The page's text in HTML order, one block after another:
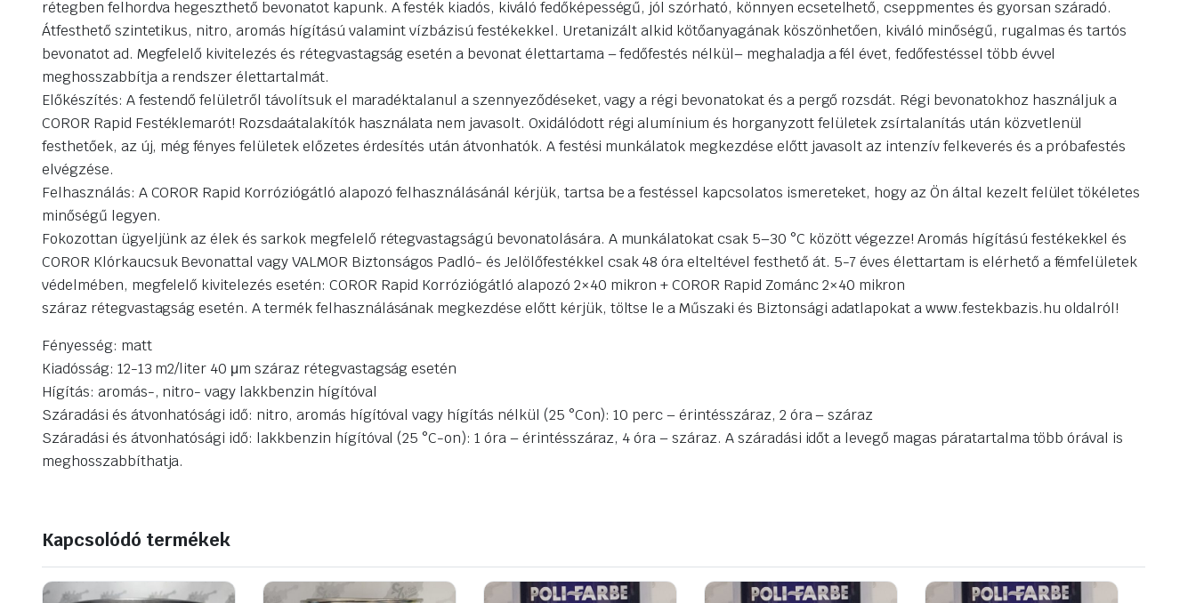
rétegben felhordva hegeszthető bevonatot kapunk. A festék kiadós, kiváló fedőképességű, jól szórható, könnyen ecsetelhető, cseppmentes és gyorsan száradó.
Átfesthető szintetikus, nitro, aromás hígítású valamint vízbázisú festékekkel. Uretanizált alkid kötőanyagának köszönhetően, kiváló minőségű, rugalmas és tartós
bevonatot ad. Megfelelő kivitelezés és rétegvastagság esetén a bevonat élettartama – fedőfestés nélkül– meghaladja a fél évet, fedőfestéssel több évvel
meghosszabbítja a rendszer élettartalmát.
Előkészítés: A festendő felületről távolítsuk el maradéktalanul a szennyeződéseket, vagy a régi bevonatokat és a pergő rozsdát. Régi bevonatokhoz használjuk a
COROR Rapid Festéklemarót! Rozsdaátalakítók használata nem javasolt. Oxidálódott régi alumínium és horganyzott felületek zsírtalanítás után közvetlenül
festhetőek, az új, még fényes felületek előzetes érdesítés után átvonhatók. A festési munkálatok megkezdése előtt javasolt az intenzív felkeverés és a próbafestés
elvégzése.
Felhasználás: A COROR Rapid Korróziógátló alapozó felhasználásánál kérjük, tartsa be a festéssel kapcsolatos ismereteket, hogy az Ön által kezelt felület tökéletes
minőségű legyen.
Fokozottan ügyeljünk az élek és sarkok megfelelő rétegvastagságú bevonatolására. A munkálatokat csak 5–30 °C között végezze! Aromás hígítású festékekkel és
COROR Klórkaucsuk Bevonattal vagy VALMOR Biztonságos Padló- és Jelölőfestékkel csak 48 óra elteltével festhető át. 5-7 éves élettartam is elérhető a fémfelületek
védelmében, megfelelő kivitelezés esetén: COROR Rapid Korróziógátló alapozó 2×40 mikron + COROR Rapid Zománc 2×40 mikron
száraz rétegvastagság esetén. A termék felhasználásának megkezdése előtt kérjük, töltse le a Műszaki és Biztonsági adatlapokat a www.festekbazis.hu oldalról!
Fényesség: matt
Kiadósság: 12-13 m2/liter 40 μm száraz rétegvastagság esetén
Hígítás: aromás-, nitro- vagy lakkbenzin hígítóval
Száradási és átvonhatósági idő: nitro, aromás hígítóval vagy hígítás nélkül (25 °Con): 10 perc – érintésszáraz, 2 óra – száraz
Száradási és átvonhatósági idő: lakkbenzin hígítóval (25 °C-on): 1 óra – érintésszáraz, 4 óra – száraz. A száradási időt a levegő magas páratartalma több órával is
meghosszabbíthatja.
Kapcsolódó termékek